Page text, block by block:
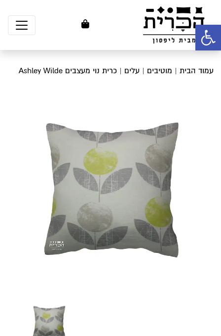
פתח סרגל נגישות
עמוד הבית | מוטיבים | עלים | כרית נוי מעצבים Ashley Wilde